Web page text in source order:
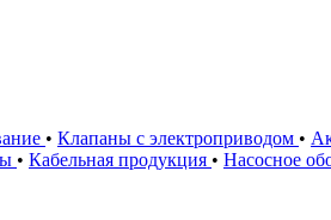
• Клапаны с электроприводом •
• Кабельная продукция • Насосное